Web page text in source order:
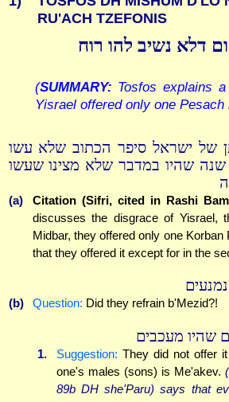
RU'ACH TZEFONIS
דלא נשיב להו רוח
(SUMMARY: Tosfos explains
Yisrael offered only one Pesach
של ישראל סיפר הכתוב שלא עשו
שהיו במדבר שלא מצינו שעשו
(a) Citation (Sifri, cited in Rashi
discusses the disgrace of Yisrael,
Midbar, they offered only one
that they offered it except for in the
(b) Question: Did they refrain b'Mezid?!
שהיו מעכבים
1. Suggestion: They did not offer
one's males (sons) is Me'akev.(
89b DH she'Paru) says that